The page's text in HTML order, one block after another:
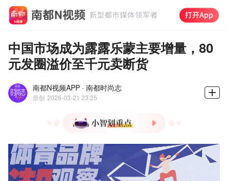
中国市场成为露露乐蒙主要增量，80
元发圈溢价至千元卖断货
南都N视频APP · 南都时尚志
原创 2026-03-21 23:25
收111亿美元，中国市场增
长29%占比达16%。
2.中国市场成增长引擎，